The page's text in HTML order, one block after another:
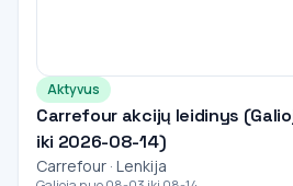
Aktyvus
Carrefour akcijų leidinys
iki 2026-08-14)
Carrefour · Lenkija